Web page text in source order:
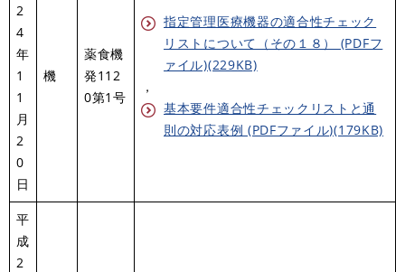
2
4
年
1
1
月
2
0
日
機
薬食機
発112
0第1号
指定管理医療機器の適合性チェック
リストについて（その１８） (PDFフ
ァイル)(229KB)
，
基本要件適合性チェックリストと通
則の対応表例 (PDFファイル)(179KB)
平
成
2